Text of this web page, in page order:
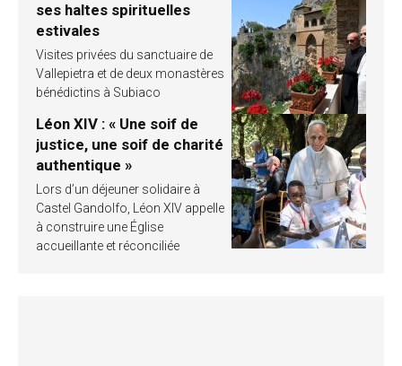
ses haltes spirituelles
estivales
Visites privées du sanctuaire de
Vallepietra et de deux monastères
bénédictins à Subiaco
Léon XIV : « Une soif de
justice, une soif de charité
authentique »
Lors d’un déjeuner solidaire à
Castel Gandolfo, Léon XIV appelle
à construire une Église
accueillante et réconciliée